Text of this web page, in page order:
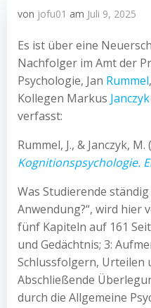
von jofu01 am Juli 9, 2025
Es ist über eine
Nachfolger im Amt der
Psychologie, Jan Rummel
Kollegen Markus Janczyk
verfasst:
Rummel, J., & Janczyk, M.
Kognitionspsychologie.
Was Studierende
Anwendung?“, wird hier
fünf Kapiteln auf 161
und Gedächtnis; 3:
Schlussfolgern, Urteilen
Abschließende
durch die Allgemeine